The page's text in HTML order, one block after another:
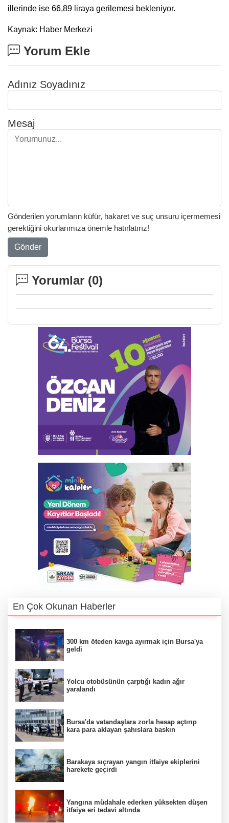
illerinde ise 66,89 liraya gerilemesi bekleniyor.
Kaynak: Haber Merkezi
Yorum Ekle
Adınız Soyadınız
Mesaj
Gönderilen yorumların küfür, hakaret ve suç unsuru içermemesi
gerektiğini okurlarımıza önemle hatırlatırız!
Gönder
Yorumlar (0)
En Çok Okunan Haberler
300 km öteden kavga ayırmak için Bursa'ya
geldi
Yolcu otobüsünün çarptığı kadın ağır
yaralandı
Bursa'da vatandaşlara zorla hesap açtırıp
kara para aklayan şahıslara baskın
Barakaya sıçrayan yangın itfaiye ekiplerini
harekete geçirdi
Yangına müdahale ederken yüksekten düşen
itfaiye eri tedavi altında